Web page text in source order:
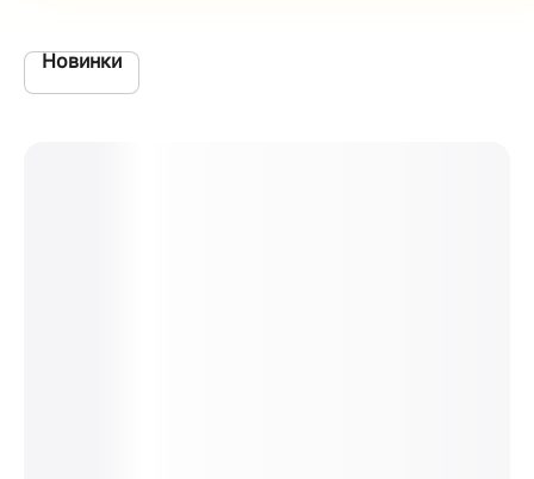
Новинки